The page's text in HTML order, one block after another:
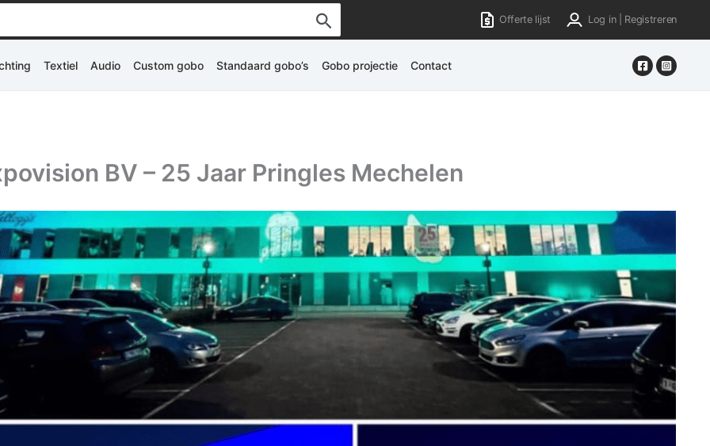
Offerte lijst Log in | Registreren
Textiel Audio Custom gobo Standaard gobo’s Gobo projectie Contact
BV – 25 Jaar Pringles Mechelen